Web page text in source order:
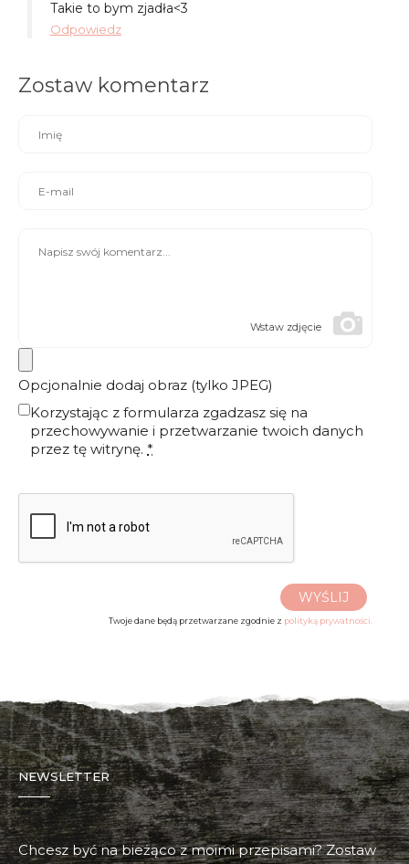
Takie to bym zjadła<3
Odpowiedz
Zostaw komentarz
Wstaw zdjęcie
Opcjonalnie dodaj obraz (tylko JPEG)
Korzystając z formularza zgadzasz się na
przechowywanie i przetwarzanie twoich danych
przez tę witrynę. *
WYŚLIJ
Twoje dane będą przetwarzane zgodnie z polityką prywatności.
NEWSLETTER
Chcesz być na bieżąco z moimi przepisami? Zostaw